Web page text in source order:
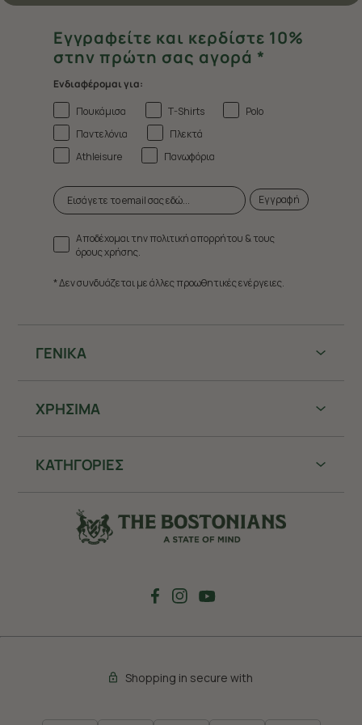
ΓΕΝΙΚΑ
ΧΡHΣΙΜΑ
ΚΑΤΗΓΟΡΙΕΣ
Εγγραφείτε και κερδίστε 10%
στην πρώτη σας αγορά *
Ενδιαφέρομαι για:
Πουκάμισα
T-Shirts
Polo
Παντελόνια
Πλεκτά
Athleisure
Πανωφόρια
Εγγραφή
Αποδέχομαι την πολιτική απορρήτου & τους
όρους χρήσης.
* Δεν συνδυάζεται με άλλες προωθητικές ενέργειες.
Shopping in secure with